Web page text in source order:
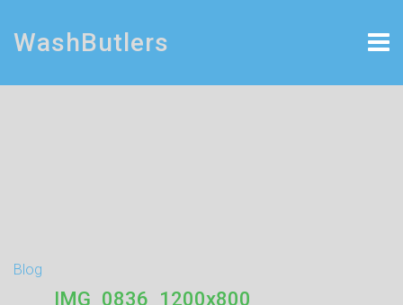
WashButlers
Blog
IMG_0836_1200x800